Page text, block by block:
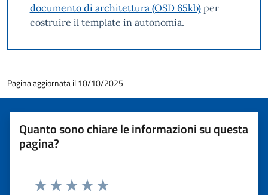
documento di architettura (OSD 65kb)per
costruire il template in autonomia.
Pagina aggiornata il 10/10/2025
Quanto sono chiare le informazioni su questa
pagina?